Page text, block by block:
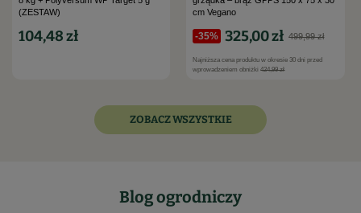
(ZESTAW)
104,48 zł
cm Vegano
-35% 325,00 zł
Najniższa cena produktu w okresie 30 dni przed
wprowadzeniem obniżki424,99 zł
499,99 zł
ZOBACZ WSZYSTKIE
Blog ogrodniczy